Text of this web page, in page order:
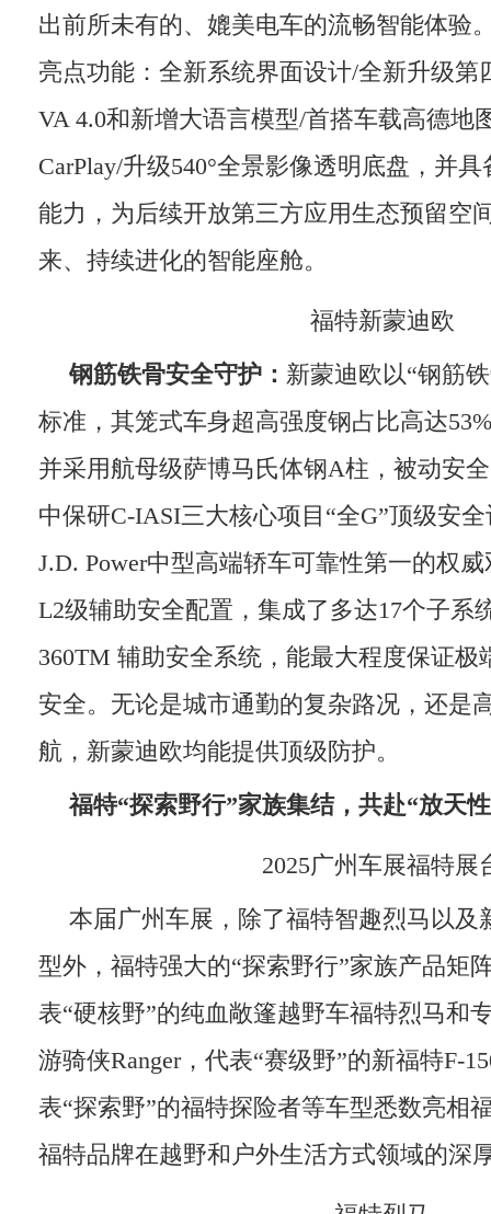
出前所未有的、媲美电车的流畅智能体验
亮点功能：全新系统界面设计/全新升级第
VA 4.0和新增大语言模型/首搭车载高德地
CarPlay/升级540°全景影像透明底盘，并
能力，为后续开放第三方应用生态预留空
来、持续进化的智能座舱。
福特新蒙迪欧
钢筋铁骨安全守护： 新蒙迪欧以“钢筋
标准，其笼式车身超高强度钢占比高达
并采用航母级萨博马氏体钢A柱，被动安
中保研C-IASI三大核心项目“全G”顶级安
J.D. Power中型高端轿车可靠性第一的权
L2级辅助安全配置，集成了多达17个子系
360TM 辅助安全系统，能最大程度保证极
安全。无论是城市通勤的复杂路况，还是
航，新蒙迪欧均能提供顶级防护。
福特“探索野行”家族集结，共赴“放天
2025广州车展福特展
本届广州车展，除了福特智趣烈马以及
型外，福特强大的“探索野行”家族产品矩
表“硬核野”的纯血敞篷越野车福特烈马和
游骑侠Ranger，代表“赛级野”的新福特F-
表“探索野”的福特探险者等车型悉数亮相
福特品牌在越野和户外生活方式领域的深